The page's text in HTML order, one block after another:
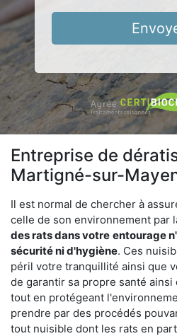
Entreprise de
Martigné-sur-
Il est normal de chercher à
celle de son environnement par
des rats dans votre entourage
sécurité ni d'hygiène. Ces
péril votre tranquillité ainsi que
de garantir sa propre santé
tout en protégeant
prendre par des procédés
tout nuisible dont les rats en